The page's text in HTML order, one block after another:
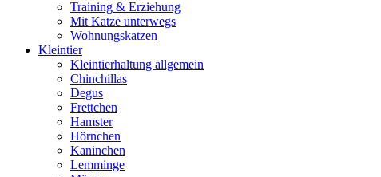
Training & Erziehung
Mit Katze unterwegs
Wohnungskatzen
Kleintier
Kleintierhaltung allgemein
Chinchillas
Degus
Frettchen
Hamster
Hörnchen
Kaninchen
Lemminge